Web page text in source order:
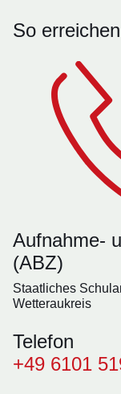
So
Aufnahme-
(ABZ)
Staatliches
Wetteraukreis
Telefon
+49 6101